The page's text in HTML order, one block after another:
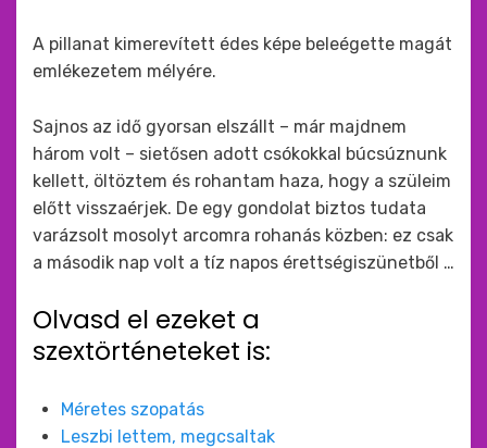
A pillanat kimerevített édes képe beleégette magát
emlékezetem mélyére.
Sajnos az idő gyorsan elszállt – már majdnem
három volt – sietősen adott csókokkal búcsúznunk
kellett, öltöztem és rohantam haza, hogy a szüleim
előtt visszaérjek. De egy gondolat biztos tudata
varázsolt mosolyt arcomra rohanás közben: ez csak
a második nap volt a tíz napos érettségiszünetből …
Olvasd el ezeket a
szextörténeteket is:
Méretes szopatás
Leszbi lettem, megcsaltak